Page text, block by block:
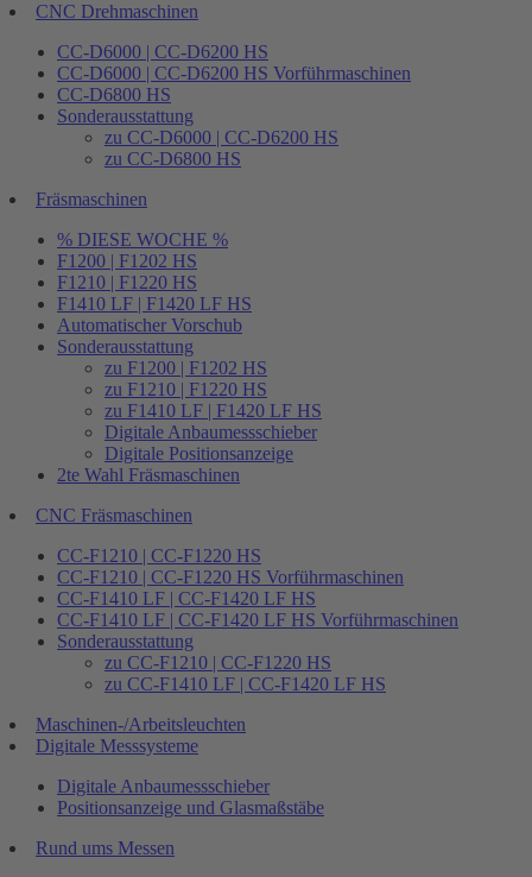
CNC Drehmaschinen
CC-D6000 | CC-D6200 HS
CC-D6000 | CC-D6200 HS Vorführmaschinen
CC-D6800 HS
Sonderausstattung
zu CC-D6000 | CC-D6200 HS
zu CC-D6800 HS
Fräsmaschinen
% DIESE WOCHE %
F1200 | F1202 HS
F1210 | F1220 HS
F1410 LF | F1420 LF HS
Automatischer Vorschub
Sonderausstattung
zu F1200 | F1202 HS
zu F1210 | F1220 HS
zu F1410 LF | F1420 LF HS
Digitale Anbaumessschieber
Digitale Positionsanzeige
2te Wahl Fräsmaschinen
CNC Fräsmaschinen
CC-F1210 | CC-F1220 HS
CC-F1210 | CC-F1220 HS Vorführmaschinen
CC-F1410 LF | CC-F1420 LF HS
CC-F1410 LF | CC-F1420 LF HS Vorführmaschinen
Sonderausstattung
zu CC-F1210 | CC-F1220 HS
zu CC-F1410 LF | CC-F1420 LF HS
Maschinen-/Arbeitsleuchten
Digitale Messsysteme
Digitale Anbaumessschieber
Positionsanzeige und Glasmaßstäbe
Rund ums Messen